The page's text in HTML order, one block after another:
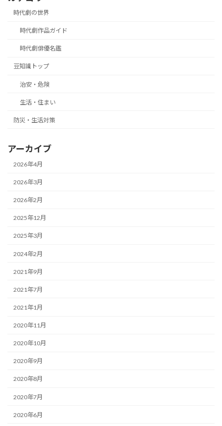
時代劇の世界
時代劇作品ガイド
時代劇俳優名鑑
豆知識トップ
治安・危険
生活・住まい
防災・生活対策
アーカイブ
2026年4月
2026年3月
2026年2月
2025年12月
2025年3月
2024年2月
2021年9月
2021年7月
2021年1月
2020年11月
2020年10月
2020年9月
2020年8月
2020年7月
2020年6月